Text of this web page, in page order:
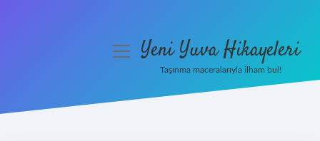
menüyüYeni Yuva Hikayeleri
Taşınma maceralarıyla ilham bul!